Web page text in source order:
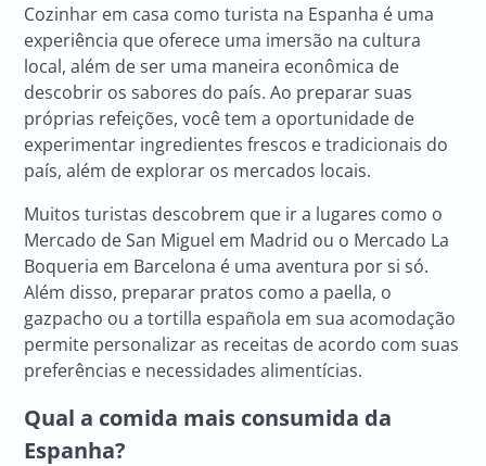
Cozinhar em casa como turista na Espanha é uma
experiência que oferece uma imersão na cultura
local, além de ser uma maneira econômica de
descobrir os sabores do país. Ao preparar suas
próprias refeições, você tem a oportunidade de
experimentar ingredientes frescos e tradicionais do
país, além de explorar os mercados locais.
Muitos turistas descobrem que ir a lugares como o
Mercado de San Miguel em Madrid ou o Mercado La
Boqueria em Barcelona é uma aventura por si só.
Além disso, preparar pratos como a paella, o
gazpacho ou a tortilla española em sua acomodação
permite personalizar as receitas de acordo com suas
preferências e necessidades alimentícias.
Qual a comida mais consumida da
Espanha?